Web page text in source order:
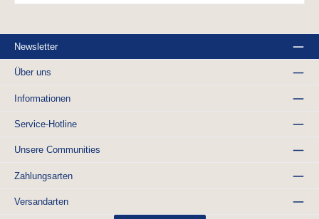
Newsletter
Über uns
Informationen
Service-Hotline
Unsere Communities
Zahlungsarten
Versandarten